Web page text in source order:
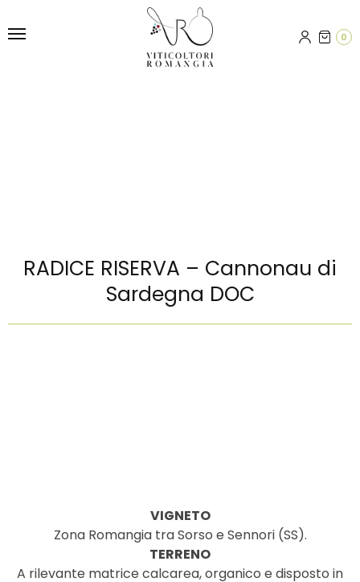
0
RADICE RISERVA – Cannonau di
Sardegna DOC
VIGNETO
Zona Romangia tra Sorso e Sennori (SS).
TERRENO
A rilevante matrice calcarea, organico e disposto in